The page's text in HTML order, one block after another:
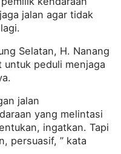
jalan agar tidak
Selatan, H. Nanang
untuk peduli menjaga
jalan
yang melintasi
ingatkan. Tapi
persuasif, ” kata